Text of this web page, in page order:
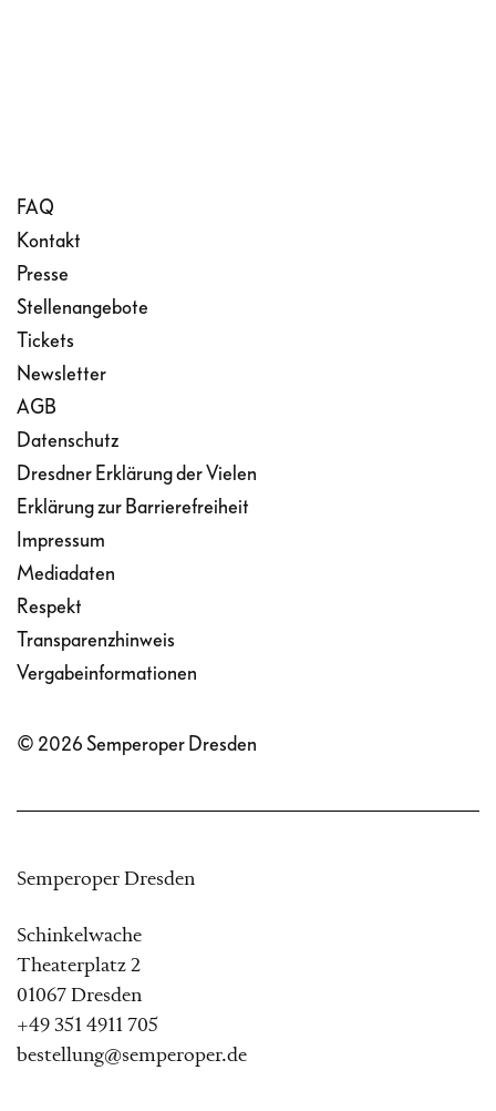
FAQ
Kontakt
Presse
Stellenangebote
Tickets
Newsletter
AGB
Datenschutz
Dresdner Erklärung der Vielen
Erklärung zur Barrierefreiheit
Impressum
Mediadaten
Respekt
Transparenzhinweis
Vergabeinformationen
© 2026 Semperoper Dresden
Semperoper Dresden
Schinkelwache
Theaterplatz 2
01067 Dresden
+49 351 4911 705
bestellung@semperoper.de